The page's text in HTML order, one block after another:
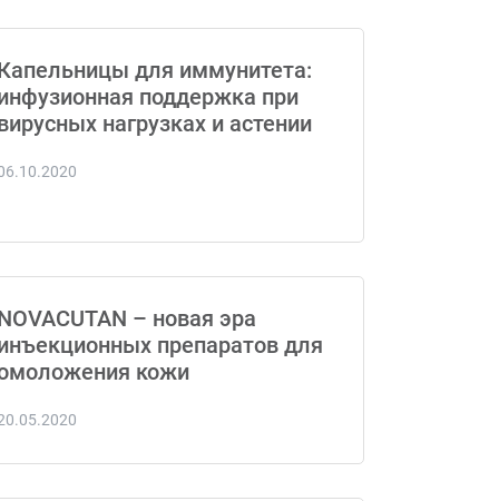
для иммунитета:
поддержка при
нагрузках и астении
– новая эра
препаратов для
кожи